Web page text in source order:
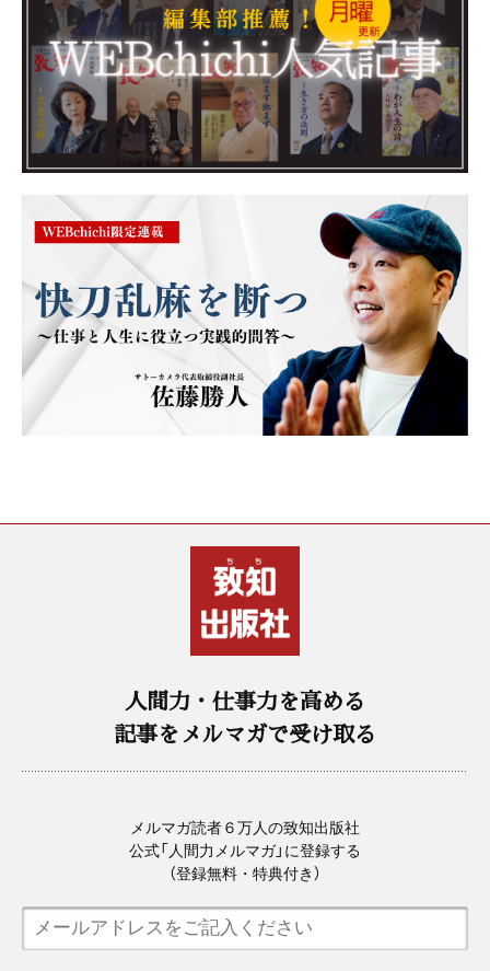
人間力・仕事力を高める
記事をメルマガで受け取る
メルマガ読者６万人の致知出版社
公式「人間力メルマガ」に登録する
（登録無料・特典付き）